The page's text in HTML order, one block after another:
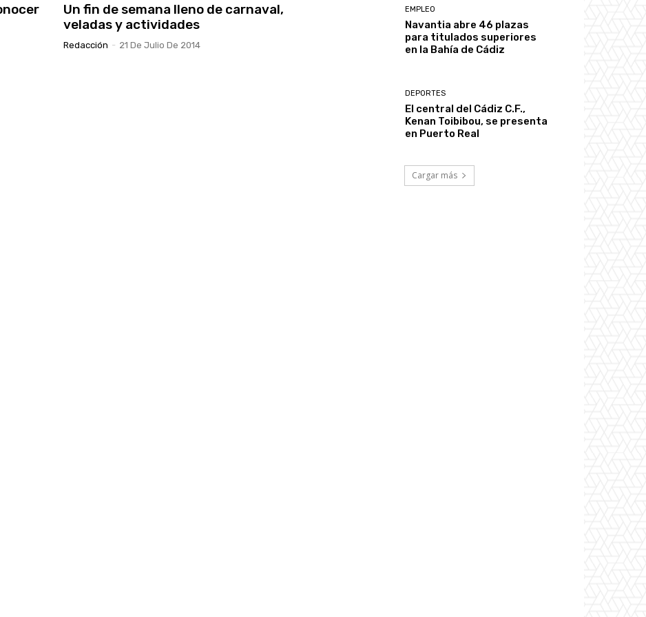
Un fin de semana lleno de carnaval,
veladas y actividades
Redacción - 21 De Julio De 2014
EMPLEO
Navantia abre 46 plazas
para titulados superiores
en la Bahía de Cádiz
DEPORTES
El central del Cádiz C.F.,
Kenan Toibibou, se presenta
en Puerto Real
Cargar más